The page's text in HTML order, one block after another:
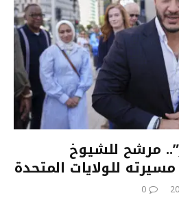
مرشح للشيوخ
للولايات المتحدة
0